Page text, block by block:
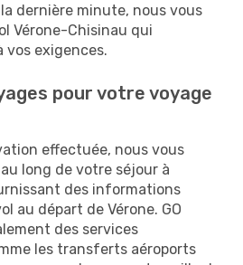
dernière minute, nous vous
Vérone-Chisinau qui
vos exigences.
pour votre voyage
effectuée, nous vous
long de votre séjour à
des informations
au départ de Vérone. GO
des services
les transferts aéroports